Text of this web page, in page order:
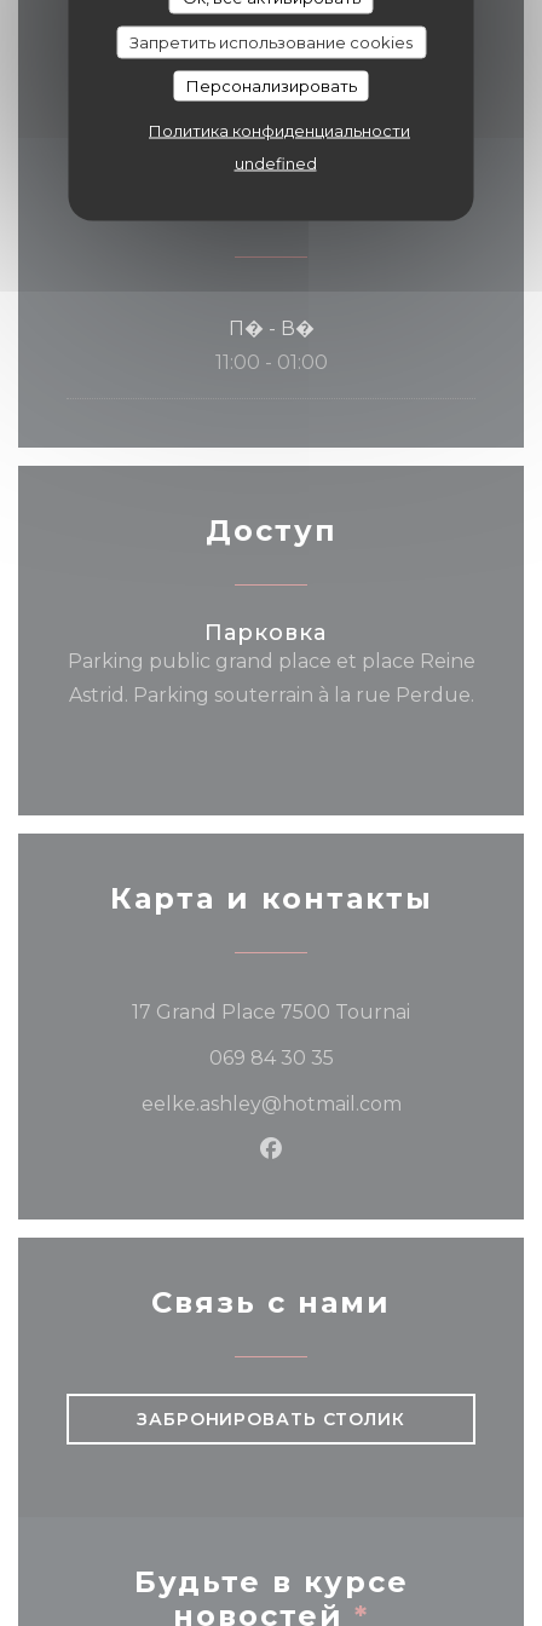
Запретить использование cookies
Персонализировать
Политика конфиденциальности
undefined
Eurocard / Mastercard, Денежные
средства, Дебетовая карточка
П� - В�
11:00 - 01:00
Доступ
Парковка
Parking public grand place et place Reine
Astrid. Parking souterrain à la rue Perdue.
Карта и контакты
17 Grand Place 7500 Tournai
069 84 30 35
eelke.ashley@hotmail.com
Facebook
Связь с нами
ЗАБРОНИРОВАТЬ СТОЛИК
Будьте в курсе
новостей *